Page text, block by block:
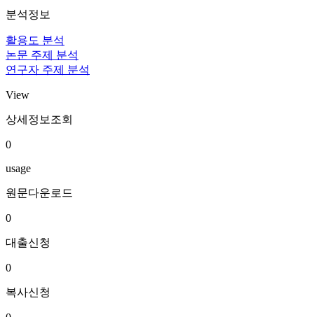
분석정보
활용도 분석
논문 주제 분석
연구자 주제 분석
View
상세정보조회
0
usage
원문다운로드
0
대출신청
0
복사신청